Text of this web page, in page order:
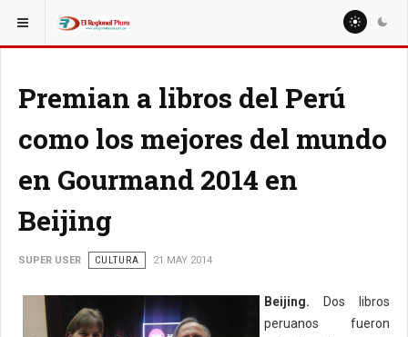
ESTÁ AQUÍ: MISCELANEAS
Premian a libros del Perú
como los mejores del mundo
en Gourmand 2014 en
Beijing
SUPER USER CULTURA 21 MAY 2014
Beijing. Dos libros
peruanos fueron